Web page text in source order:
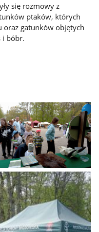
się rozmowy z
ptaków, których
oraz gatunków objętych
i bóbr.